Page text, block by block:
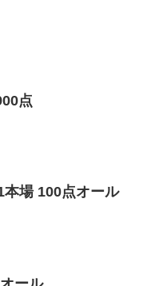
点
場 100点オール